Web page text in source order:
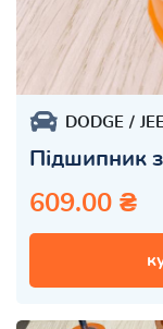
DODGE
Підшипник
609.00 ₴